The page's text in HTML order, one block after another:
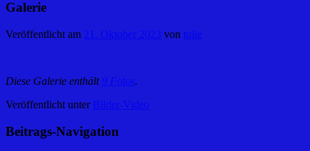
Galerie
Veröffentlicht am 21. Oktober 2023 von tulie
Diese Galerie enthält 9 Fotos.
Veröffentlicht unter Bilder-Video
Beitrags-Navigation